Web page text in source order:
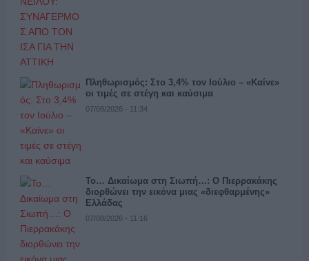
Πληθωρισμός: Στο 3,4% τον Ιούλιο – «Καίνε»
οι τιμές σε στέγη και καύσιμα
07/08/2026 - 11:34
Το… Δικαίωμα στη Σιωπή…: Ο Πιερρακάκης
διορθώνει την εικόνα μιας «διεφθαρμένης»
Ελλάδας
07/08/2026 - 11:16